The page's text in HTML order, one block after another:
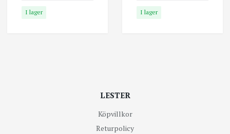
I lager I lager
LESTER
Köpvillkor
Returpolicy